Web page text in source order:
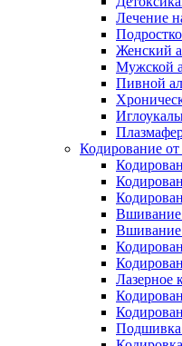
Лечение
Женский
Мужской
Пивной
Кодирование от
Вшивание
Лазерное
Подшивка